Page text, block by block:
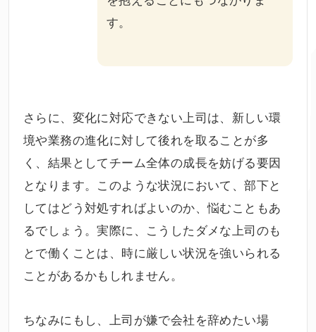
す。
さらに、変化に対応できない上司は、新しい環
境や業務の進化に対して後れを取ることが多
く、結果としてチーム全体の成長を妨げる要因
となります。このような状況において、部下と
してはどう対処すればよいのか、悩むこともあ
るでしょう。実際に、こうしたダメな上司のも
とで働くことは、時に厳しい状況を強いられる
ことがあるかもしれません。
ちなみにもし、上司が嫌で会社を辞めたい場